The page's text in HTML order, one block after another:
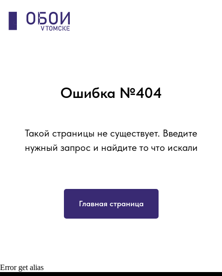
Ошибка №404
Такой страницы не существует. Введите
нужный запрос и найдите то что искали
Главная страница
Error get alias